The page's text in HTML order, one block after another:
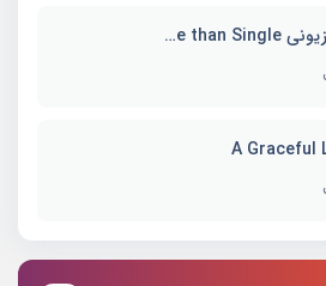
برنامه تلویزیونی Better Late than Single